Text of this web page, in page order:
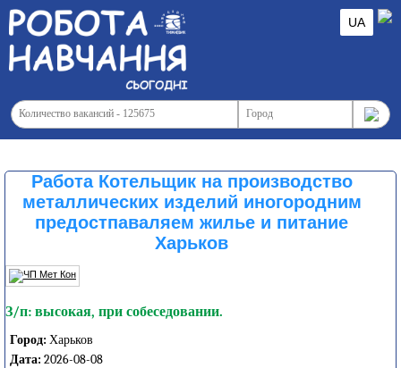
UA
Работа Котельщик на производство
металлических изделий иногородним
предостпаваляем жилье и питание
Харьков
З/п: высокая, при собеседовании.
Город: Харьков
Дата: 2026-08-08